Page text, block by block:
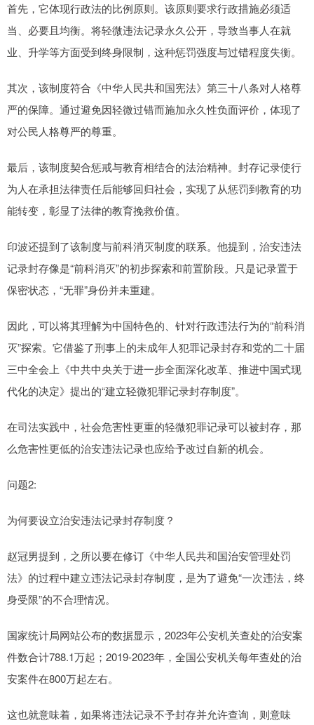
首先，它体现行政法的比例原则。该原则要求行政措施必须适
当、必要且均衡。将轻微违法记录永久公开，导致当事人在就
业、升学等方面受到终身限制，这种惩罚强度与过错程度失衡。
其次，该制度符合《中华人民共和国宪法》第三十八条对人格尊
严的保障。通过避免因轻微过错而施加永久性负面评价，体现了
对公民人格尊严的尊重。
最后，该制度契合惩戒与教育相结合的法治精神。封存记录使行
为人在承担法律责任后能够回归社会，实现了从惩罚到教育的功
能转变，彰显了法律的教育挽救价值。
印波还提到了该制度与前科消灭制度的联系。他提到，治安违法
记录封存像是“前科消灭”的初步探索和前置阶段。只是记录置于
保密状态，“无罪”身份并未重建。
因此，可以将其理解为中国特色的、针对行政违法行为的“前科消
灭”探索。它借鉴了刑事上的未成年人犯罪记录封存和党的二十届
三中全会上《中共中央关于进一步全面深化改革、推进中国式现
代化的决定》提出的“建立轻微犯罪记录封存制度”。
在司法实践中，社会危害性更重的轻微犯罪记录可以被封存，那
么危害性更低的治安违法记录也应给予改过自新的机会。
问题2:
为何要设立治安违法记录封存制度？
赵冠男提到，之所以要在修订《中华人民共和国治安管理处罚
法》的过程中建立违法记录封存制度，是为了避免“一次违法，终
身受限”的不合理情况。
国家统计局网站公布的数据显示，2023年公安机关查处的治安案
件数合计788.1万起；2019-2023年，全国公安机关每年查处的治
安案件在800万起左右。
这也就意味着，如果将违法记录不予封存并允许查询，则意味